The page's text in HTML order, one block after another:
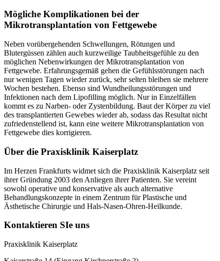
Mögliche Komplikationen bei der
Mikrotransplantation von Fettgewebe
Neben vorübergehenden Schwellungen, Rötungen und
Blutergüssen zählen auch kurzweilige Taubheitsgefühle zu den
möglichen Nebenwirkungen der Mikrotransplantation von
Fettgewebe. Erfahrungsgemäß gehen die Gefühlsstörungen nach
nur wenigen Tagen wieder zurück, sehr selten bleiben sie mehrere
Wochen bestehen. Ebenso sind Wundheilungsstörungen und
Infektionen nach dem Lipofilling möglich. Nur in Einzelfällen
kommt es zu Narben- oder Zystenbildung. Baut der Körper zu viel
des transplantierten Gewebes wieder ab, sodass das Resultat nicht
zufriedenstellend ist, kann eine weitere Mikrotransplantation von
Fettgewebe dies korrigieren.
Über die Praxisklinik Kaiserplatz
Im Herzen Frankfurts widmet sich die Praxisklinik Kaiserplatz seit
ihrer Gründung 2003 den Anliegen ihrer Patienten. Sie vereint
sowohl operative und konservative als auch alternative
Behandlungskonzepte in einem Zentrum für Plastische und
Ästhetische Chirurgie und Hals-Nasen-Ohren-Heilkunde.
Kontaktieren SIe uns
Praxisklinik Kaiserplatz